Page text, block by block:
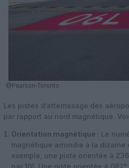
@Pearson-Toronto
Les pistes d’atterrissage des
par rapport au nord magnétique.
Orientation magnétique : Le
magnétique arrondie à la dizaine
exemple, une piste orientée à
par 10). Une piste orientée à